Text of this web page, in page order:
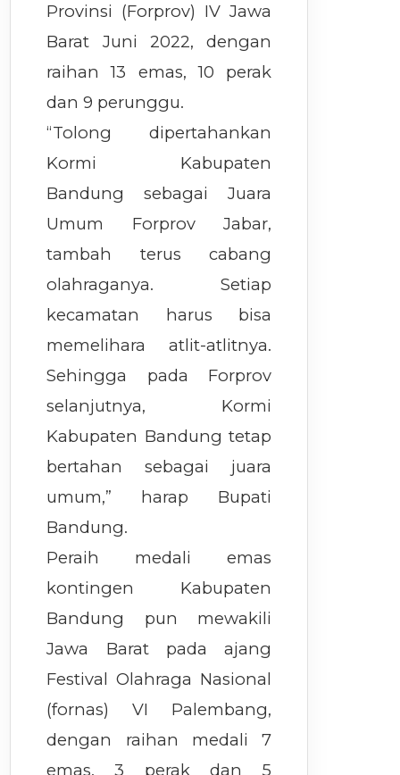
Provinsi (Forprov) IV Jawa
Barat Juni 2022, dengan
raihan 13 emas, 10 perak
dan 9 perunggu.
“Tolong dipertahankan
Kormi Kabupaten
Bandung sebagai Juara
Umum Forprov Jabar,
tambah terus cabang
olahraganya. Setiap
kecamatan harus bisa
memelihara atlit-atlitnya.
Sehingga pada Forprov
selanjutnya, Kormi
Kabupaten Bandung tetap
bertahan sebagai juara
umum,” harap Bupati
Bandung.
Peraih medali emas
kontingen Kabupaten
Bandung pun mewakili
Jawa Barat pada ajang
Festival Olahraga Nasional
(fornas) VI Palembang,
dengan raihan medali 7
emas, 3 perak dan 5